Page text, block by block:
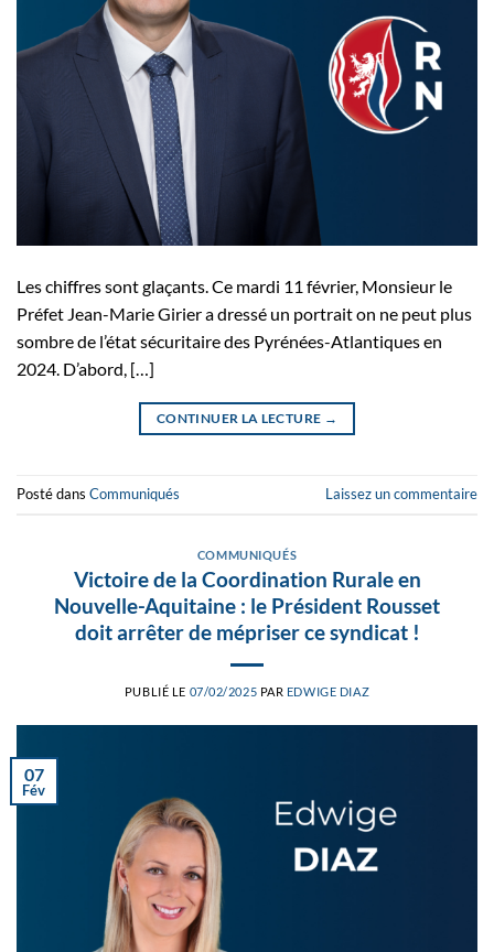
Les chiffres sont glaçants. Ce mardi 11 février, Monsieur le
Préfet Jean-Marie Girier a dressé un portrait on ne peut plus
sombre de l’état sécuritaire des Pyrénées-Atlantiques en
2024. D’abord, […]
CONTINUER LA LECTURE →
Posté dans Communiqués Laissez un commentaire
COMMUNIQUÉS
Victoire de la Coordination Rurale en
Nouvelle-Aquitaine : le Président Rousset
doit arrêter de mépriser ce syndicat !
PUBLIÉ LE 07/02/2025 PAR EDWIGE DIAZ
07
Fév